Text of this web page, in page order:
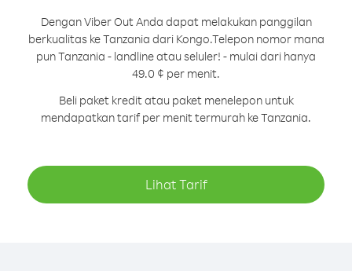
Dengan Viber Out Anda dapat melakukan panggilan
berkualitas ke Tanzania dari Kongo.Telepon nomor mana
pun Tanzania - landline atau seluler! - mulai dari hanya
49.0 ¢ per menit.
Beli paket kredit atau paket menelepon untuk
mendapatkan tarif per menit termurah ke Tanzania.
Lihat Tarif